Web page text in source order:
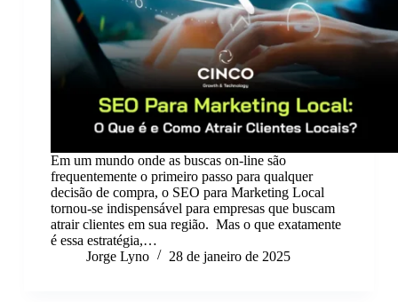
Em um mundo onde as buscas on-line são
frequentemente o primeiro passo para qualquer
decisão de compra, o SEO para Marketing Local
tornou-se indispensável para empresas que buscam
atrair clientes em sua região. Mas o que exatamente
é essa estratégia,…
Jorge Lyno
28 de janeiro de 2025